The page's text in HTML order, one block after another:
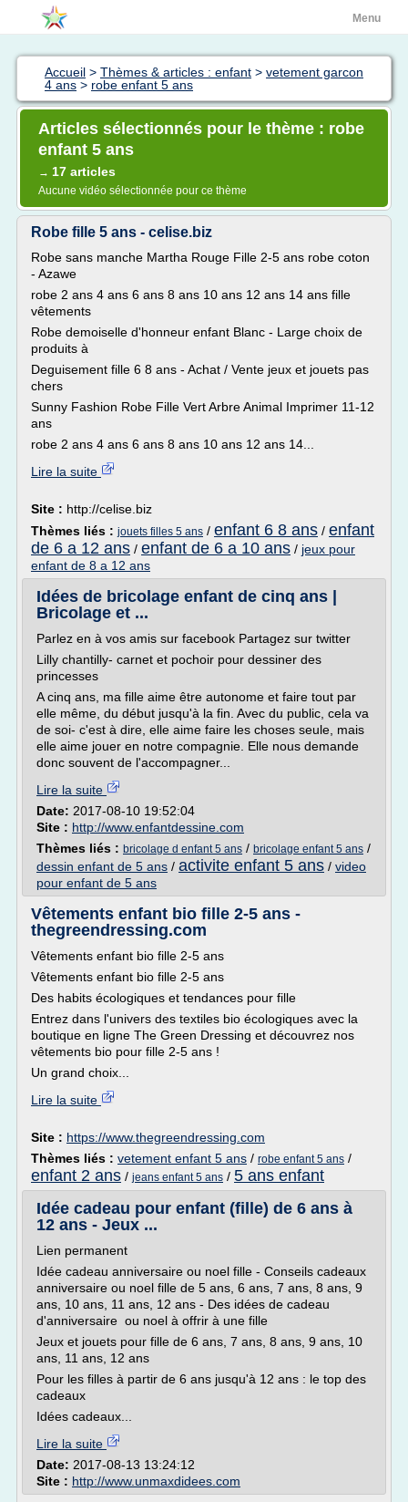
Menu
Accueil > Thèmes & articles : enfant > vetement garcon
4 ans > robe enfant 5 ans
Articles sélectionnés pour le thème : robe
enfant 5 ans
→ 17 articles
Aucune vidéo sélectionnée pour ce thème
Robe fille 5 ans - celise.biz
Robe sans manche Martha Rouge Fille 2-5 ans robe coton
- Azawe
robe 2 ans 4 ans 6 ans 8 ans 10 ans 12 ans 14 ans fille
vêtements
Robe demoiselle d'honneur enfant Blanc - Large choix de
produits à
Deguisement fille 6 8 ans - Achat / Vente jeux et jouets pas
chers
Sunny Fashion Robe Fille Vert Arbre Animal Imprimer 11-12
ans
robe 2 ans 4 ans 6 ans 8 ans 10 ans 12 ans 14...
Lire la suite
Site : http://celise.biz
Thèmes liés : jouets filles 5 ans / enfant 6 8 ans / enfant
de 6 a 12 ans / enfant de 6 a 10 ans / jeux pour
enfant de 8 a 12 ans
Idées de bricolage enfant de cinq ans |
Bricolage et ...
Parlez en à vos amis sur facebook Partagez sur twitter
Lilly chantilly- carnet et pochoir pour dessiner des
princesses
A cinq ans, ma fille aime être autonome et faire tout par
elle même, du début jusqu'à la fin. Avec du public, cela va
de soi- c'est à dire, elle aime faire les choses seule, mais
elle aime jouer en notre compagnie. Elle nous demande
donc souvent de l'accompagner...
Lire la suite
Date: 2017-08-10 19:52:04
Site : http://www.enfantdessine.com
Thèmes liés : bricolage d enfant 5 ans / bricolage enfant 5 ans /
dessin enfant de 5 ans / activite enfant 5 ans / video
pour enfant de 5 ans
Vêtements enfant bio fille 2-5 ans -
thegreendressing.com
Vêtements enfant bio fille 2-5 ans
Vêtements enfant bio fille 2-5 ans
Des habits écologiques et tendances pour fille
Entrez dans l'univers des textiles bio écologiques avec la
boutique en ligne The Green Dressing et découvrez nos
vêtements bio pour fille 2-5 ans !
Un grand choix...
Lire la suite
Site : https://www.thegreendressing.com
Thèmes liés : vetement enfant 5 ans / robe enfant 5 ans /
enfant 2 ans / jeans enfant 5 ans / 5 ans enfant
Idée cadeau pour enfant (fille) de 6 ans à
12 ans - Jeux ...
Lien permanent
Idée cadeau anniversaire ou noel fille - Conseils cadeaux
anniversaire ou noel fille de 5 ans, 6 ans, 7 ans, 8 ans, 9
ans, 10 ans, 11 ans, 12 ans - Des idées de cadeau
d'anniversaire ou noel à offrir à une fille
Jeux et jouets pour fille de 6 ans, 7 ans, 8 ans, 9 ans, 10
ans, 11 ans, 12 ans
Pour les filles à partir de 6 ans jusqu'à 12 ans : le top des
cadeaux
Idées cadeaux...
Lire la suite
Date: 2017-08-13 13:24:12
Site : http://www.unmaxdidees.com